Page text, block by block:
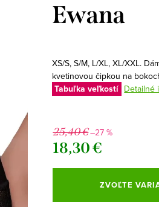
Ewana
XS/S, S/M, L/XL, XL/XXL.
kvetinovou čipkou na
Tabuľka veľkostí Detailné
25,40 €–27 %
18,30 €
Jednotková
ZVOĽTE